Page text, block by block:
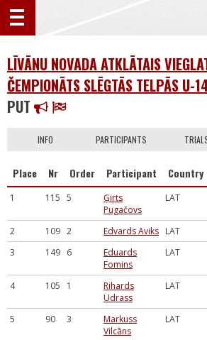
LĪVĀNU NOVADA ATKLĀTAIS
ČEMPIONĀTS SLĒGTĀS TELPĀS U-
PUT
INFO PARTICIPANTS
Place Nr Order Participant Country
1 115 5
Ģirts
Pugačovs
LAT
2 109 2 Edvards Aviks LAT
3
149 6
Eduards
Fomins
LAT
4 105 1
Rihards
Udrass
LAT
5 90 3
Markuss
Vilcāns
LAT